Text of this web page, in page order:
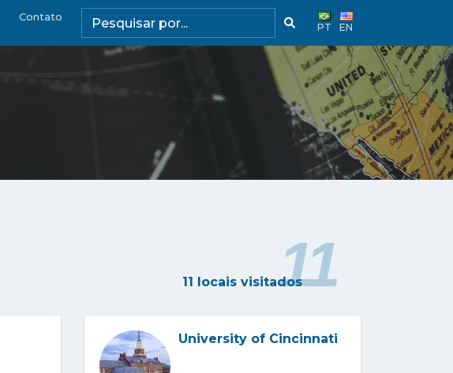
Contato
PT EN
11 locais visitados11
University of Cincinnati